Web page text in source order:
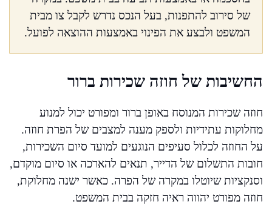
של סירוב להתפנות, בעל הנכס נדרש לקבל צו מבית
המשפט ולבצע את הפינוי באמצעות ההוצאה לפועל.
החשיבות של חוזה שכירות ברור
חוזה שכירות המנוסח באופן ברור ומפורט יכול למנוע
מחלוקות עתידיות ולספק מענה למצבים של הפרת חוזה.
על החוזה לכלול סעיפים הנוגעים למועד סיום השכירות,
חובות התשלום של הדייר, תנאים להארכה או סיום מוקדם,
וסנקציות שיוטלו במקרה של הפרה. כאשר ישנה מחלוקת,
חוזה מפורט יהווה ראיה חזקה בבית המשפט.